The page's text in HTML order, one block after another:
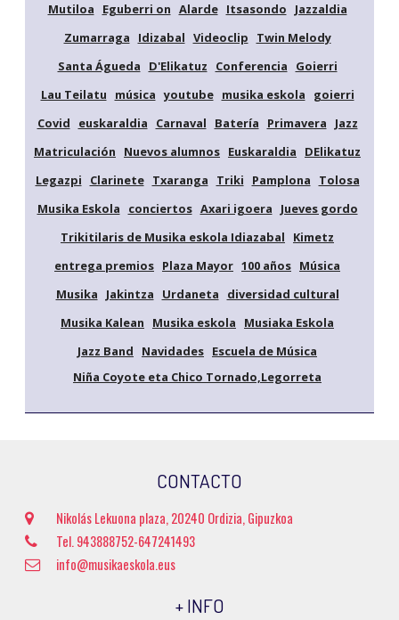
Mutiloa
Eguberri on Alarde Itsasondo
Jazzaldia
Zumarraga
Idizabal Videoclip
Twin Melody
Santa Águeda
D'Elikatuz Conferencia
Goierri
Lau Teilatu
música youtube musika eskola
goierri
Covid
euskaraldia Carnaval Batería Primavera
Jazz
Matriculación
Nuevos alumnos Euskaraldia
DElikatuz
Legazpi
Clarinete Txaranga Triki Pamplona
Tolosa
Musika Eskola
conciertos Axari igoera
Jueves gordo
Trikitilaris de Musika eskola Idiazabal
Kimetz
entrega premios Plaza Mayor 100 años Música
Musika
Jakintza Urdaneta
diversidad cultural
Musika Kalean
Musika eskola
Musiaka Eskola
Jazz Band
Navidades Escuela de Música
Niña Coyote eta Chico Tornado,Legorreta
CONTACTO
Nikolás Lekuona plaza, 20240 Ordizia, Gipuzkoa
Tel. 943888752-647241493
info@musikaeskola.eus
+ INFO